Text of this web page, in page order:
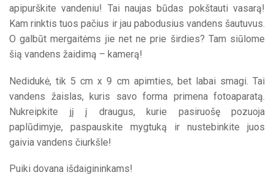
apipurškite vandeniu! Tai naujas būdas pokštauti vasarą!
Kam rinktis tuos pačius ir jau pabodusius vandens šautuvus.
O galbūt mergaitėms jie net ne prie širdies? Tam siūlome
šią vandens žaidimą – kamerą!
Nedidukė, tik 5 cm x 9 cm apimties, bet labai smagi. Tai
vandens žaislas, kuris savo forma primena fotoaparatą.
Nukreipkite jį į draugus, kurie pasiruošę pozuoja
paplūdimyje, paspauskite mygtuką ir nustebinkite juos
gaivia vandens čiurkšle!
Puiki dovana išdaigininkams!